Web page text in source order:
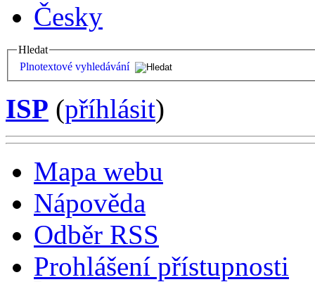
Česky
Hledat
Plnotextové vyhledávání
ISP (příhlásit)
Mapa webu
Nápověda
Odběr RSS
Prohlášení přístupnosti